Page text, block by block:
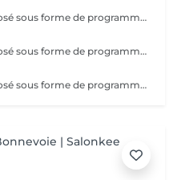
Le Skin Reset Peeling est proposé sous forme de programme de 4 soins, réalisés toutes les 2 semaines, afin de relancer progressivement le renouvellement de la peau et d'améliorer sa qualité en profondeur. Chaque séance est adaptée aux besoins de votre peau et permet d'agir de manière ciblée sur l'éclat, la texture, les imperfections ou les irrégularités du teint. Au fil des séances, la peau devient plus lisse, plus lumineuse et visiblement plus uniforme. Ce programme permet d'obtenir des résultats progressifs et durables, tout en respectant l'équilibre et la sensibilité de votre peau. Afin d'optimiser les résultats, une routine de soins adaptée à domicile vous sera recommandée et devra être suivie avant, pendant et après le programme. Idéal en changement de saison ou en cas de déséquilibres cutanés.
Le Skin Reset Peeling est proposé sous forme de programme de 4 soins, réalisés toutes les 2 semaines, afin de relancer progressivement le renouvellement de la peau et d'améliorer sa qualité en profondeur. Chaque séance est adaptée aux besoins de votre peau et permet d'agir de manière ciblée sur l'éclat, la texture, les imperfections ou les irrégularités du teint. Au fil des séances, la peau devient plus lisse, plus lumineuse et visiblement plus uniforme. Ce programme permet d'obtenir des résultats progressifs et durables, tout en respectant l'équilibre et la sensibilité de votre peau. Afin d'optimiser les résultats, une routine de soins adaptée à domicile vous sera recommandée et devra être suivie avant, pendant et après le programme. Idéal en changement de saison ou en cas de déséquilibres cutanés.
Le Skin Reset Peeling est proposé sous forme de programme de 4 soins, réalisés toutes les 2 semaines, afin de relancer progressivement le renouvellement de la peau et d'améliorer sa qualité en profondeur. Chaque séance est adaptée aux besoins de votre peau et permet d'agir de manière ciblée sur l'éclat, la texture, les imperfections ou les irrégularités du teint. Au fil des séances, la peau devient plus lisse, plus lumineuse et visiblement plus uniforme. Ce programme permet d'obtenir des résultats progressifs et durables, tout en respectant l'équilibre et la sensibilité de votre peau. Afin d'optimiser les résultats, une routine de soins adaptée à domicile vous sera recommandée et devra être suivie avant, pendant et après le programme. Idéal en changement de saison ou en cas de déséquilibres cutanés.